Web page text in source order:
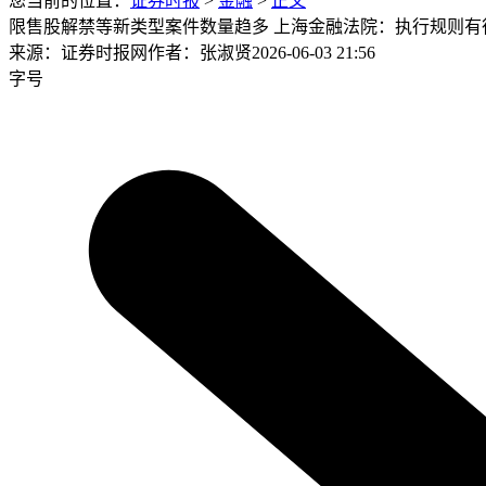
限售股解禁等新类型案件数量趋多 上海金融法院：执行规则有
来源：证券时报网作者：张淑贤2026-06-03 21:56
字号